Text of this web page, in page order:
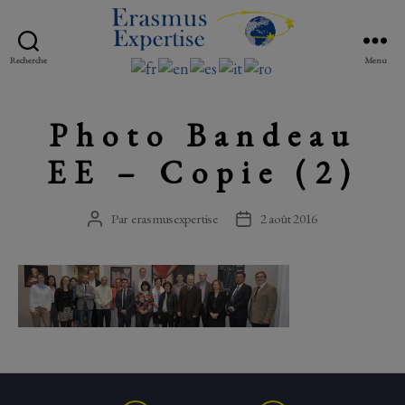
Recherche
Erasmus
Menu
Photo Bandeau
EE – Copie (2)
Auteur
Par erasmusexpertise
Date2 août 2016